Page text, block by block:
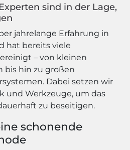
sind in der Lage,
jahrelange Erfahrung in
hat bereits viele
– von kleinen
bis hin zu großen
Dabei setzen wir
und Werkzeuge, um das
zu beseitigen.
schonende